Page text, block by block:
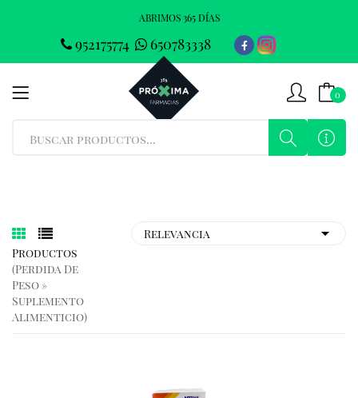
ABRIMOS 365 DÍAS
952175774 650783338
0
Productos
(perdida De
Peso »
Suplemento
Alimenticio)